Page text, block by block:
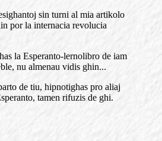
sin turni al mia artikolo
por la internacia revolucia
la Esperanto-lernolibro de iam
nu almenau vidis ghin...
de tiu, hipnotighas pro aliaj
tamen rifuzis de ghi.